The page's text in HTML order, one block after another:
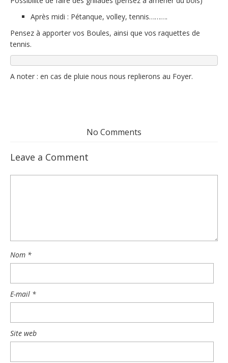
Après midi : Pétanque, volley, tennis……….
Pensez à apporter vos Boules, ainsi que vos raquettes de
tennis.
A noter : en cas de pluie nous nous replierons au Foyer.
No Comments
Leave a Comment
Nom *
E-mail *
Site web